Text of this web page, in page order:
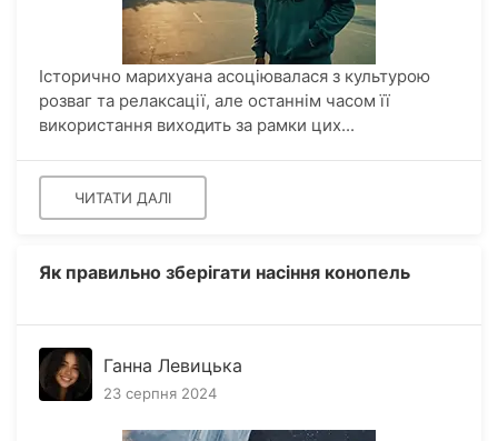
Історично марихуана асоціювалася з культурою
розваг та релаксації, але останнім часом її
використання виходить за рамки цих...
ЧИТАТИ ДАЛІ
Як правильно зберігати насіння конопель
Ганна Левицька
23 серпня 2024